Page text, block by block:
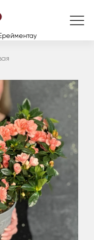
Ерейментау